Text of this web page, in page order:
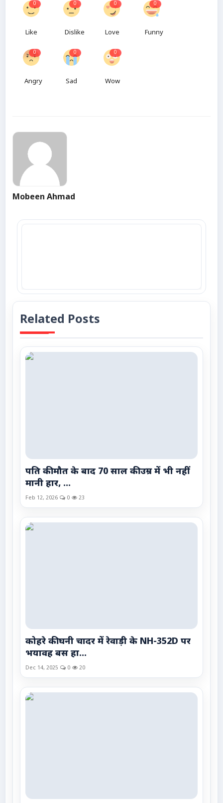
0
Like
0
Dislike
0
Love
0
Funny
0
Angry
0
Sad
0
Wow
Mobeen Ahmad
Related Posts
पति की मौत के बाद 70 साल की उम्र में भी नहीं
मानी हार, ...
Feb 12, 2026 0 23
कोहरे की घनी चादर में रेवाड़ी के NH-352D पर
भयावह बस हा...
Dec 14, 2025 0 20